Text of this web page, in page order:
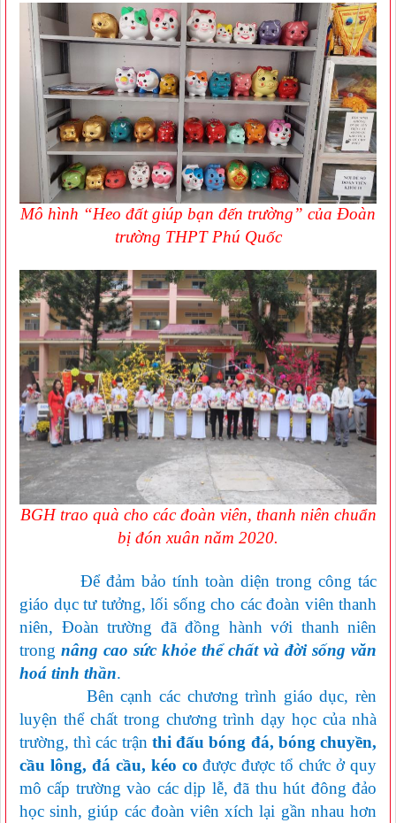
Mô hình “Heo đất giúp bạn đến trường” của Đoàn
trường THPT Phú Quốc
BGH trao quà cho các đoàn viên, thanh niên chuẩn
bị đón xuân năm 2020.
Để đảm bảo tính toàn diện trong công tác
giáo dục tư tưởng, lối sống cho các đoàn viên thanh
niên, Đoàn trường đã đồng hành với thanh niên
trong nâng cao sức khỏe thể chất và đời sống văn
hoá tinh thần.
Bên cạnh các chương trình giáo dục, rèn
luyện thể chất trong chương trình dạy học của nhà
trường, thì các trận thi đấu bóng đá, bóng chuyền,
cầu lông, đá cầu, kéo cođược được tổ chức ở quy
mô cấp trường vào các dịp lễ, đã thu hút đông đảo
học sinh, giúp các đoàn viên xích lại gần nhau hơn